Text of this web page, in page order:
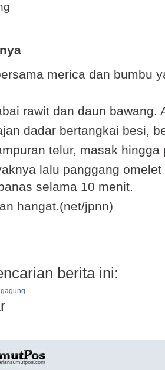
merica dan bumbu
rawit dan daun bawang.
dadar bertangkai besi,
telur, masak hingga
lalu panggang
selama 10 menit.
hangat.(net/jpnn)
berita ini: